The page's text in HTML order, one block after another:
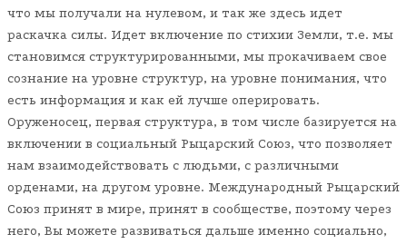
что мы получали на нулевом, и так же здесь идет
раскачка силы. Идет включение по стихии Земли, т.е. мы
становимся структурированными, мы прокачиваем свое
сознание на уровне структур, на уровне понимания, что
есть информация и как ей лучше оперировать.
Оруженосец, первая структура, в том числе базируется на
включении в социальный Рыцарский Союз, что позволяет
нам взаимодействовать с людьми, с различными
орденами, на другом уровне. Международный Рыцарский
Союз принят в мире, принят в сообществе, поэтому через
него, Вы можете развиваться дальше именно социально,